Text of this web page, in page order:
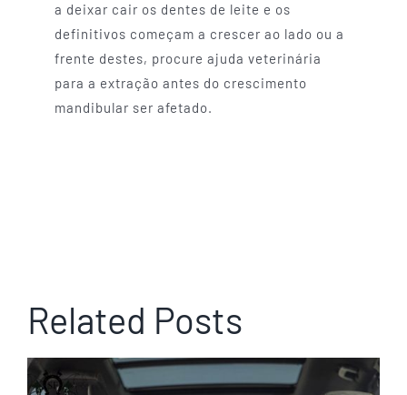
a deixar cair os dentes de leite e os
definitivos começam a crescer ao lado ou a
frente destes, procure ajuda veterinária
para a extração antes do crescimento
mandibular ser afetado.
Related Posts